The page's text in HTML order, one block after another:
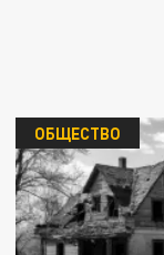
ОБЩЕСТВО